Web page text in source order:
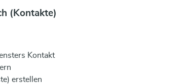
(Kontakte)
Kontakt
erstellen